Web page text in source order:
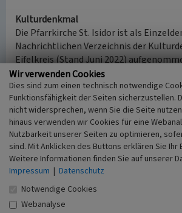
Kulturdenkmal
Die Pfarrkirche St. Isidor ist als
Nachrichtlichen Verzeichnis der
Eifelkreis (Stand Juni 2022)
Text lautet:
Kath. Pfarrkirche St. Isidor Kirchweg,
Saalbau, Westturm mit Anbauten, 1896,
und Gloesner, Diekirch (Luxemburg);
(Kreisverwaltung Bitburg-Prüm,
Rahmen des Zukunfts-Check Dorf)
Pfarrkirche St. Isidor in
Neuerburg
Wir verwenden Cookies
Dies sind zum einen technisch notwendige
Funktionsfähigkeit der Seiten sicherzustellen.
nicht widersprechen, wenn Sie die Seite
hinaus verwenden wir Cookies für eine
Nutzbarkeit unserer Seiten zu optimieren,
sind. Mit Anklicken des Buttons erklären Sie Ihr
Weitere Informationen finden Sie auf unserer
Impressum | Datenschutz
Notwendige Cookies
Webanalyse